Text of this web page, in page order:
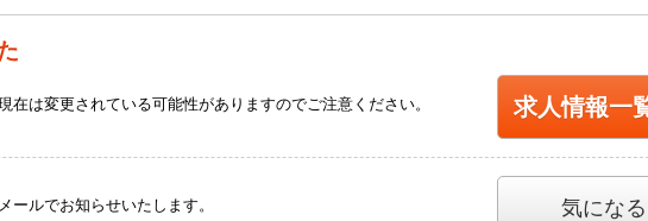
は変更されている可能性がありますのでご注意ください。 求人情報一
ールでお知らせいたします。 気になる